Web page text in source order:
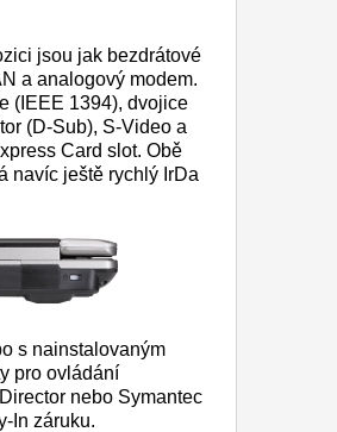
jsou jak bezdrátové
a analogový modem.
(IEEE 1394), dvojice
(D-Sub), S-Video a
Card slot. Obě
navíc ještě rychlý IrDa
s nainstalovaným
pro ovládání
nebo Symantec
In záruku.